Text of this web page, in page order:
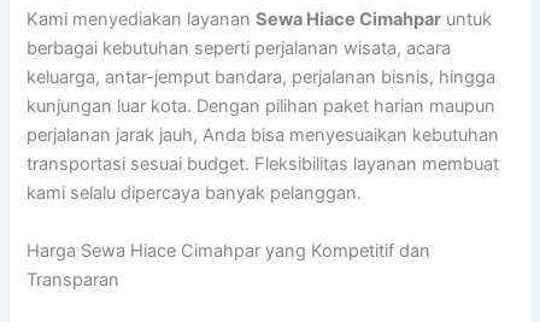
Kami menyediakan layananSewa Hiace Cimahpar untuk
berbagai kebutuhan seperti perjalanan wisata, acara
keluarga, antar-jemput bandara, perjalanan bisnis, hingga
kunjungan luar kota. Dengan pilihan paket harian maupun
perjalanan jarak jauh, Anda bisa menyesuaikan kebutuhan
transportasi sesuai budget. Fleksibilitas layanan membuat
kami selalu dipercaya banyak pelanggan.
Harga Sewa Hiace Cimahpar yang Kompetitif dan
Transparan